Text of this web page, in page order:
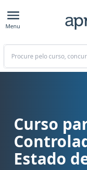
Menu
Buscar
Curso para concurso
Curso
Estado